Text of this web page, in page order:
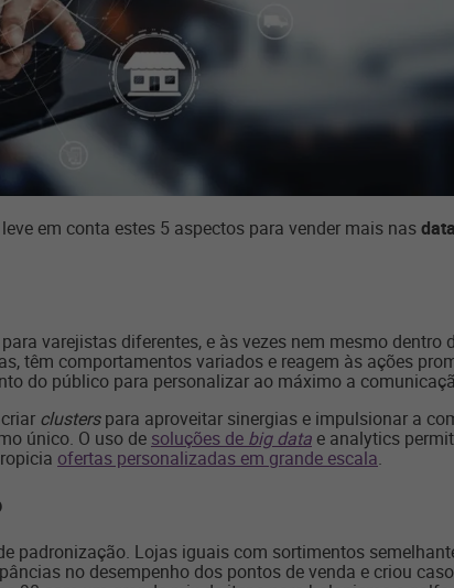
em conta estes 5 aspectos para vender mais nas
varejistas diferentes, e às vezes nem mesmo dentro
têm comportamentos variados e reagem às ações
do público para personalizar ao máximo a
clusterspara aproveitar sinergias e impulsionar a
único. O uso de soluções de big data e analytics
ofertas personalizadas em grande escala.
padronização. Lojas iguais com sortimentos
no desempenho dos pontos de venda e criou